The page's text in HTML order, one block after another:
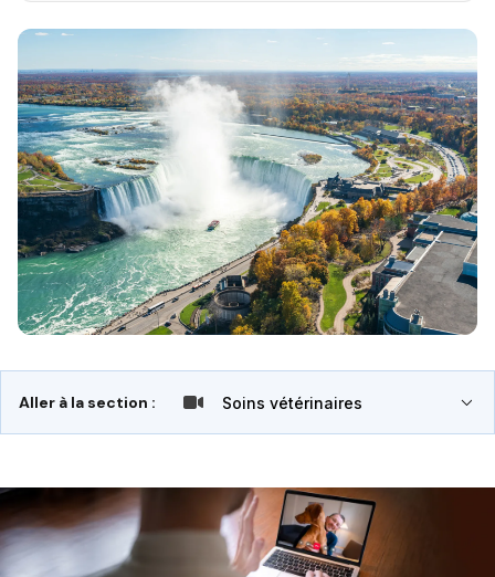
Aller à la section : Soins vétérinaires